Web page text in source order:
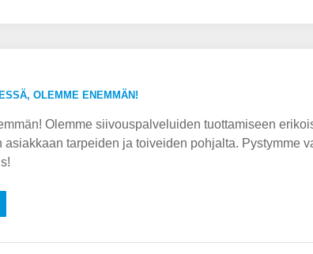
OLEMME ENEMMÄN!
Olemme siivouspalveluiden tuottamiseen
asiakkaan tarpeiden ja toiveiden pohjalta. Pystymme